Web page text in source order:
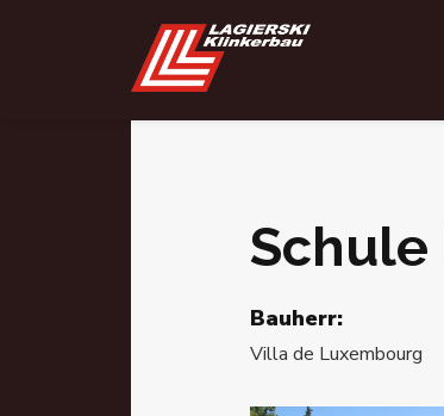
Schule
Bauherr:
Villa de Luxembourg